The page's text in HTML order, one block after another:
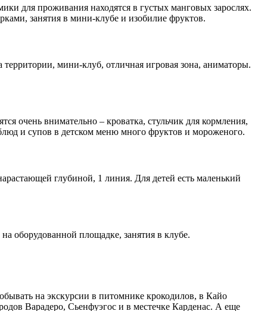
для проживания находятся в густых манговых зарослях.
занятия в мини-клубе и изобилие фруктов.
мини-клуб, отличная игровая зона, аниматоры.
очень внимательно – кроватка, стульчик для кормления,
и супов в детском меню много фруктов и мороженого.
глубиной, 1 линия. Для детей есть маленький
оборудованной площадке, занятия в клубе.
на экскурсии в питомнике крокодилов, в Кайо
Варадеро, Сьенфуэгос и в местечке Карденас. А еще